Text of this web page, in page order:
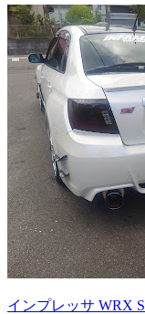
インプレッサ WRX